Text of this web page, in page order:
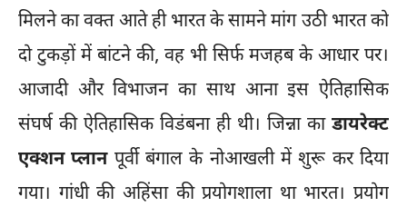
मिलने का वक्त आते ही भारत के सामने मांग उठी भारत को
दो टुकड़ों में बांटने की, वह भी सिर्फ मजहब के आधार पर।
आजादी और विभाजन का साथ आना इस ऐतिहासिक
संघर्ष की ऐतिहासिक विडंबना ही थी। जिन्ना का डायरेक्ट
एक्शन प्लानपूर्वी बंगाल के नोआखली में शुरू कर दिया
गया। गांधी की अहिंसा की प्रयोगशाला था भारत। प्रयोग